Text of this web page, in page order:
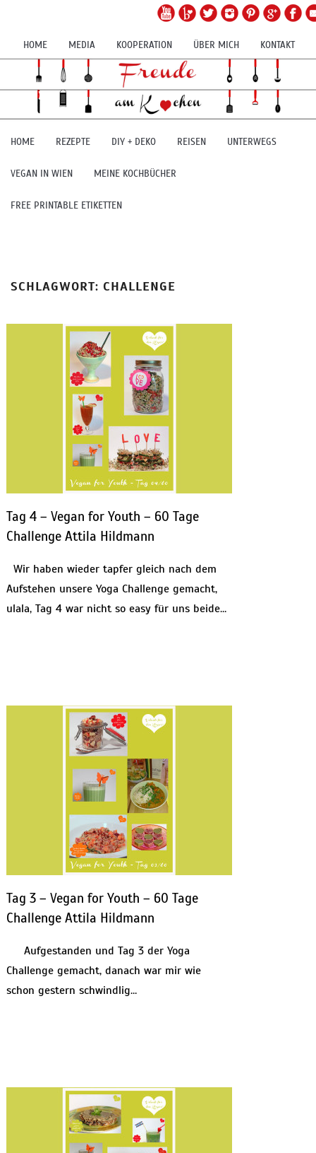
HOME MEDIA KOOPERATION ÜBER MICH KONTAKT
HOME REZEPTE DIY + DEKO REISEN UNTERWEGS
VEGAN IN WIEN MEINE KOCHBÜCHER
FREE PRINTABLE ETIKETTEN
SCHLAGWORT: CHALLENGE
Tag 4 – Vegan for Youth – 60 Tage
Challenge Attila Hildmann
Wir haben wieder tapfer gleich nach dem
Aufstehen unsere Yoga Challenge gemacht,
ulala, Tag 4 war nicht so easy für uns beide…
Tag 3 – Vegan for Youth – 60 Tage
Challenge Attila Hildmann
Aufgestanden und Tag 3 der Yoga
Challenge gemacht, danach war mir wie
schon gestern schwindlig…